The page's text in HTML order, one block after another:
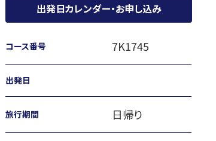
出発日カレンダー・お申し込み
コース番号 7K1745
出発日
旅行期間 日帰り